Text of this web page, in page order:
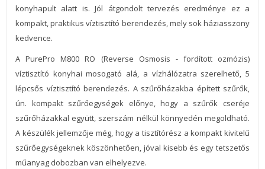
konyhapult alatt is. Jól átgondolt tervezés eredménye ez a
kompakt, praktikus víztisztító berendezés, mely sok háziasszony
kedvence.
A PurePro M800 RO (Reverse Osmosis - fordított ozmózis)
víztisztító konyhai mosogató alá, a vízhálózatra szerelhető, 5
lépcsős víztisztító berendezés. A szűrőházakba épített szűrők,
ún. kompakt szűrőegységek előnye, hogy a szűrők cseréje
szűrőházakkal együtt, szerszám nélkül könnyedén megoldható.
A készülék jellemzője még, hogy a tisztítórész a kompakt kivitelű
szűrőegységeknek köszönhetően, jóval kisebb és egy tetszetős
műanyag dobozban van elhelyezve.